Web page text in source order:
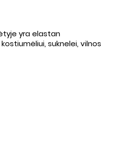
yra elastan
suknelei, vilnos